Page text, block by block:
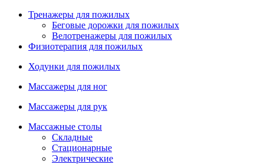
Тренажеры для пожилых
Беговые дорожки для пожилых
Велотренажеры для пожилых
Физиотерапия для пожилых
Ходунки для пожилых
Массажеры для ног
Массажеры для рук
Массажные столы
Складные
Стационарные
Электрические